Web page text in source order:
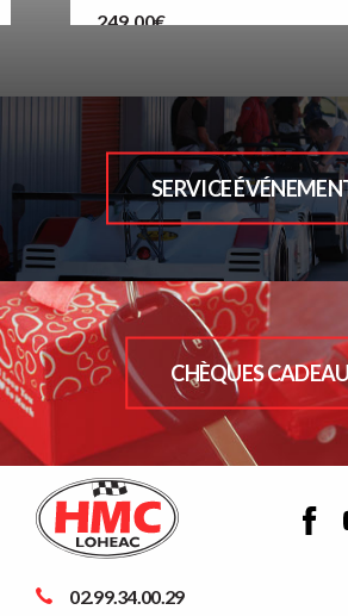
249,00€
SERVICE
CHÈQUES
02.99.34.00.29